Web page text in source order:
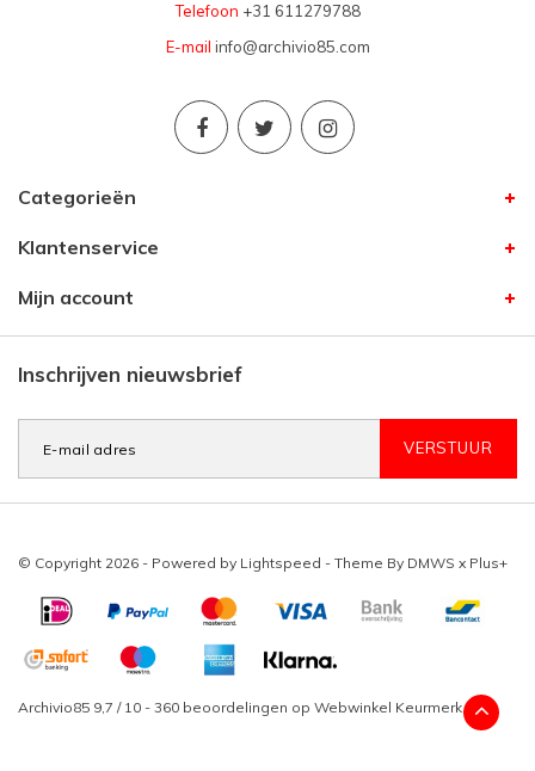
Telefoon +31 611279788
E-mail info@archivio85.com
Categorieën
Klantenservice
Mijn account
Inschrijven nieuwsbrief
VERSTUUR
© Copyright 2026 - Powered by Lightspeed - Theme By DMWS x Plus+
Archivio85 9,7 / 10 - 360 beoordelingen op Webwinkel Keurmerk